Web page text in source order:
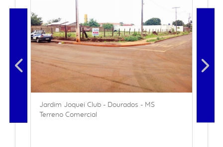
Jardim Joquei Club - Dourados - MS
Terreno Comercial